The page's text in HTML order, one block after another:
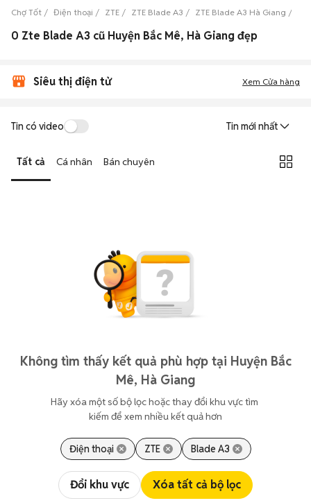
Chợ Tốt Điện thoại ZTE ZTE Blade A3 ZTE Blade A3 Hà Giang
0 Zte Blade A3 cũ Huyện Bắc Mê, Hà Giang đẹp
Siêu thị điện tử Xem Cửa hàng
Tin có video Tin mới nhất
Tất cả Cá nhân Bán chuyên
Không tìm thấy kết quả phù hợp tại Huyện Bắc
Mê, Hà Giang
Hãy xóa một số bộ lọc hoặc thay đổi khu vực tìm
kiếm để xem nhiều kết quả hơn
Điện thoại ZTE Blade A3
Đổi khu vực Xóa tất cả bộ lọc